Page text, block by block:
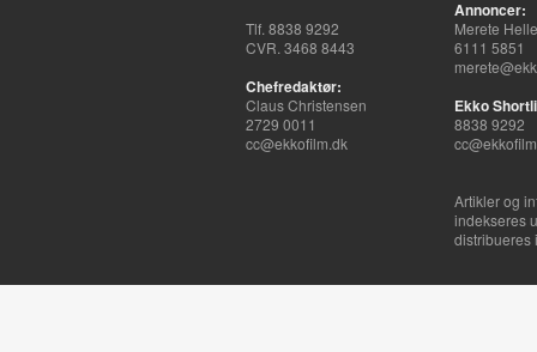
Tlf. 8838 9292
CVR. 3468 8443
Chefredaktør:
Claus Christensen
2729 0011
cc@ekkofilm.dk
Annoncer:
Merete
6111 5851
Ekko
8838 9292
Artikler og
indekseres
distribueres